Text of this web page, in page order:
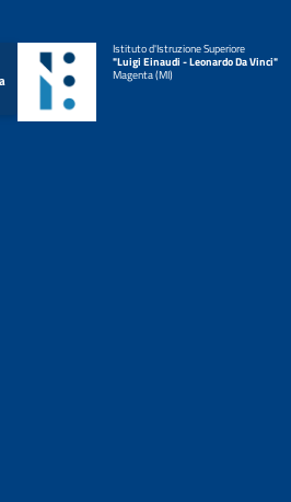
Istituto d'Istruzione Superiore
"Luigi Einaudi - Leonardo Da Vinci"
Magenta (MI)